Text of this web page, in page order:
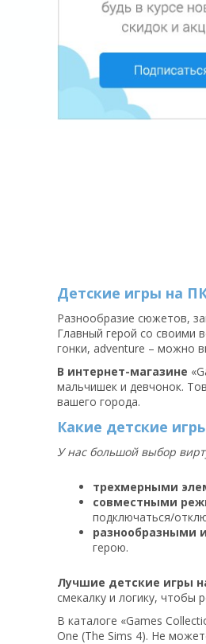
Детские игры на
Разнообразие сюжетов,
Главный герой со своими
гонки, adventure – можно
В интернет-магазине
мальчишек и девчонок.
вашего города.
Какие детские
У нас большой выбор
трехмерными
совместными
подключаться/
разнообразными
герою.
Лучшие детские игры
смекалку и логику, чтобы
В каталоге «Games
One (The Sims 4). Не